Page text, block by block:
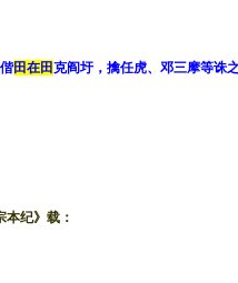
田在田克阎圩，擒任虎、邓三摩等诛之
纪》载：